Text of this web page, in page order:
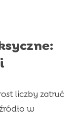
liczby zatruć
w